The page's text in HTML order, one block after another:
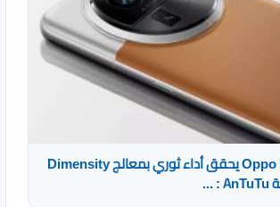
هاتف Oppo Find X7 يحقق أداء ثوري بمعالج Dimensity